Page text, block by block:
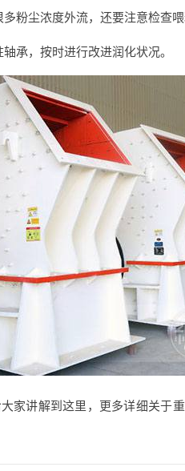
粉尘浓度外流，还要注意检查喂
承，按时进行改进润化状况。
家讲解到这里，更多详细关于